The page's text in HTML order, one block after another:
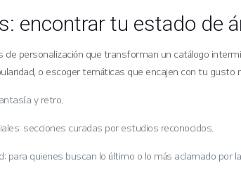
encontrar tu estado de
personalización que transforman un catálogo
o escoger temáticas que encajen con tu
y retro.
secciones curadas por estudios reconocidos.
para quienes buscan lo último o lo más aclamado por